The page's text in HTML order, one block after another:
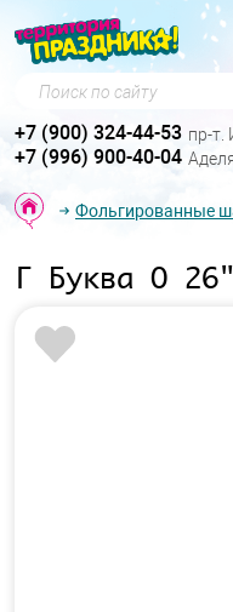
Поиск по сайту
+7 (900) 324-44-53 пр-т.
+7 (996) 900-40-04
Фольгированные
Г Буква О